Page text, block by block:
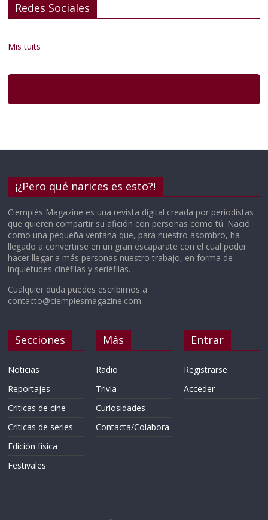
Redes Sociales
Mis tuits
¡¿Pero qué narices es esto?!
Ciempiés Magazine es una revista digital creada por periodistas
que quieren compartir su afición con personas como tú. Nació
como una pequeña ventana que, para nuestro asombro, ha
llegado a convertirse en un gran escaparate con el cual poder
hacer llegar a más personas nuestro trabajo, en forma de
inquietudes cinéfilas y seriéfilas.
Cualquier duda puedes escribirnos a
contacto@ciempiesmagazine.com
Secciones
Noticias
Reportajes
Críticas de cine
Críticas de series
Edición física
Festivales
Más
Radio
Trivia
Curiosidades
Contacta/Colabora
Entrar
Registrarse
Acceder